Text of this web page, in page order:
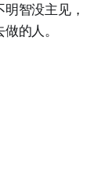
智没主见，
的人。